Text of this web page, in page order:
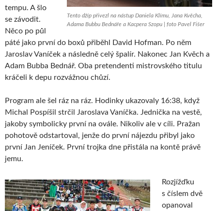
Tento džíp přivezl na nástup Daniela Klímu, Jana Kvěcha,
Adama Bubbu Bednáře a Kacpera Szopu | foto Pavel Fišer
tempu. A šlo
se závodit.
Něco po půl
páté jako první do boxů přiběhl David Hofman. Po něm
Jaroslav Vaníček a následně celý špalír. Nakonec Jan Kvěch a
Adam Bubba Bednář. Oba pretendenti mistrovského titulu
kráčeli k depu rozvážnou chůzí.
Program ale šel ráz na ráz. Hodinky ukazovaly 16:38, když
Michal Pospíšil strčil Jaroslava Vaníčka. Jednička na vestě,
jakoby symbolicky první na ovále. Nikoliv ale v cíli. Pražan
pohotově odstartoval, jenže do první nájezdu přibyl jako
první Jan Jeníček. První trojka dne přistála na kontě právě
jemu.
Rozjížďku
s číslem dvě
opanoval